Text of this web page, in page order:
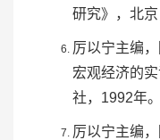
研究》，北
厉以宁主编
宏观经济的
社，1992年。
厉以宁主编